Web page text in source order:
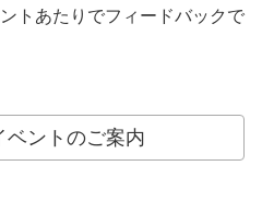
トあたりでフィードバックで
ベントのご案内